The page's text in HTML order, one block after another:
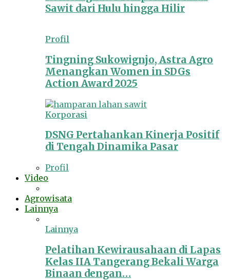
Sawit dari Hulu hingga Hilir
Profil
Tingning Sukowignjo, Astra Agro
Menangkan Women in SDGs
Action Award 2025
Korporasi
DSNG Pertahankan Kinerja Positif
di Tengah Dinamika Pasar
Profil
Video
Agrowisata
Lainnya
Lainnya
Pelatihan Kewirausahaan di Lapas
Kelas IIA Tangerang Bekali Warga
Binaan dengan…